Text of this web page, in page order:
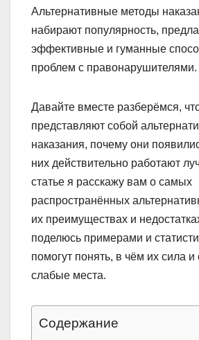
Альтернативные методы
набирают популярность,
эффективные и гуманные
проблем с правонарушителями.
Давайте вместе разберёмся,
представляют собой
наказания, почему они
них действительно работают
статье я расскажу вам о самых
распространённых
их преимуществах и
поделюсь примерами и
помогут понять, в чём их сила и
слабые места.
Содержание